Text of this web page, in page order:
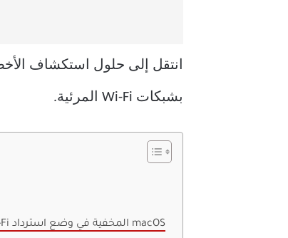
بشبكات Wi-Fi المرئية.
اتصل بشبكة Wi-Fi المخفية في وضع استرداد macOS